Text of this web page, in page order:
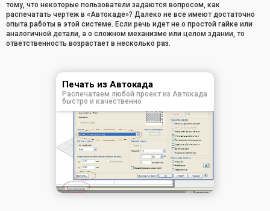
тому, что некоторые пользователи задаются вопросом, как
распечатать чертеж в «Автокаде»? Далеко не все имеют достаточно
опыта работы в этой системе. Если речь идет не о простой гайке или
аналогичной детали, а о сложном механизме или целом здании, то
ответственность возрастает в несколько раз.
Печать из Автокада
Распечатаем любой проект из Автокада
быстро и качественно